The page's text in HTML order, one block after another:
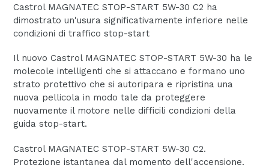
Castrol MAGNATEC STOP-START 5W-30 C2 ha
dimostrato un'usura significativamente inferiore nelle
condizioni di traffico stop-start
Il nuovo Castrol MAGNATEC STOP-START 5W-30 ha le
molecole intelligenti che si attaccano e formano uno
strato protettivo che si autoripara e ripristina una
nuova pellicola in modo tale da proteggere
nuovamente il motore nelle difficili condizioni della
guida stop-start.
Castrol MAGNATEC STOP-START 5W-30 C2.
Protezione istantanea dal momento dell'accensione.